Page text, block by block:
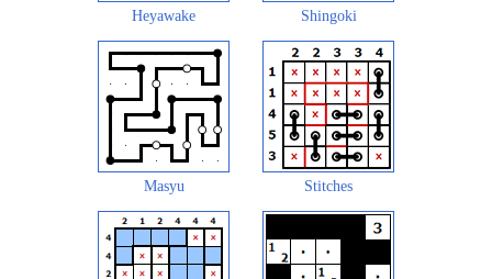
Heyawake Shingoki
Masyu Stitches